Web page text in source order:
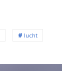
lucht